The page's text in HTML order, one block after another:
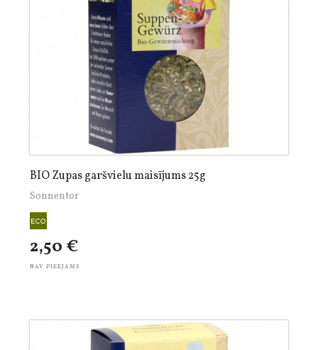
BIO Zupas garšvielu maisījums 25g
Sonnentor
2,50 €
NAV PIEEJAMS